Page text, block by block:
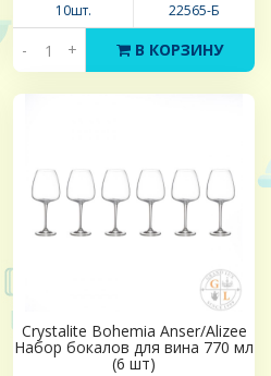
10шт. 22565-Б
- + В КОРЗИНУ
Crystalite Bohemia Anser/Alizee
Набор бокалов для вина 770 мл
(6 шт)